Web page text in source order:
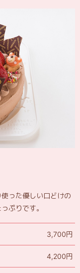
った優しい口どけの
ぷりです。
3,700円
4,200円